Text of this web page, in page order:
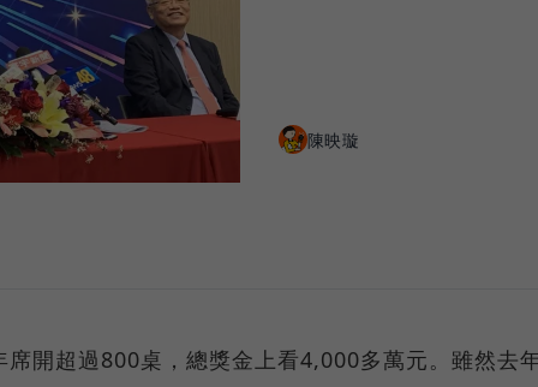
陳映璇
開超過800桌，總獎金上看4,000多萬元。雖然去